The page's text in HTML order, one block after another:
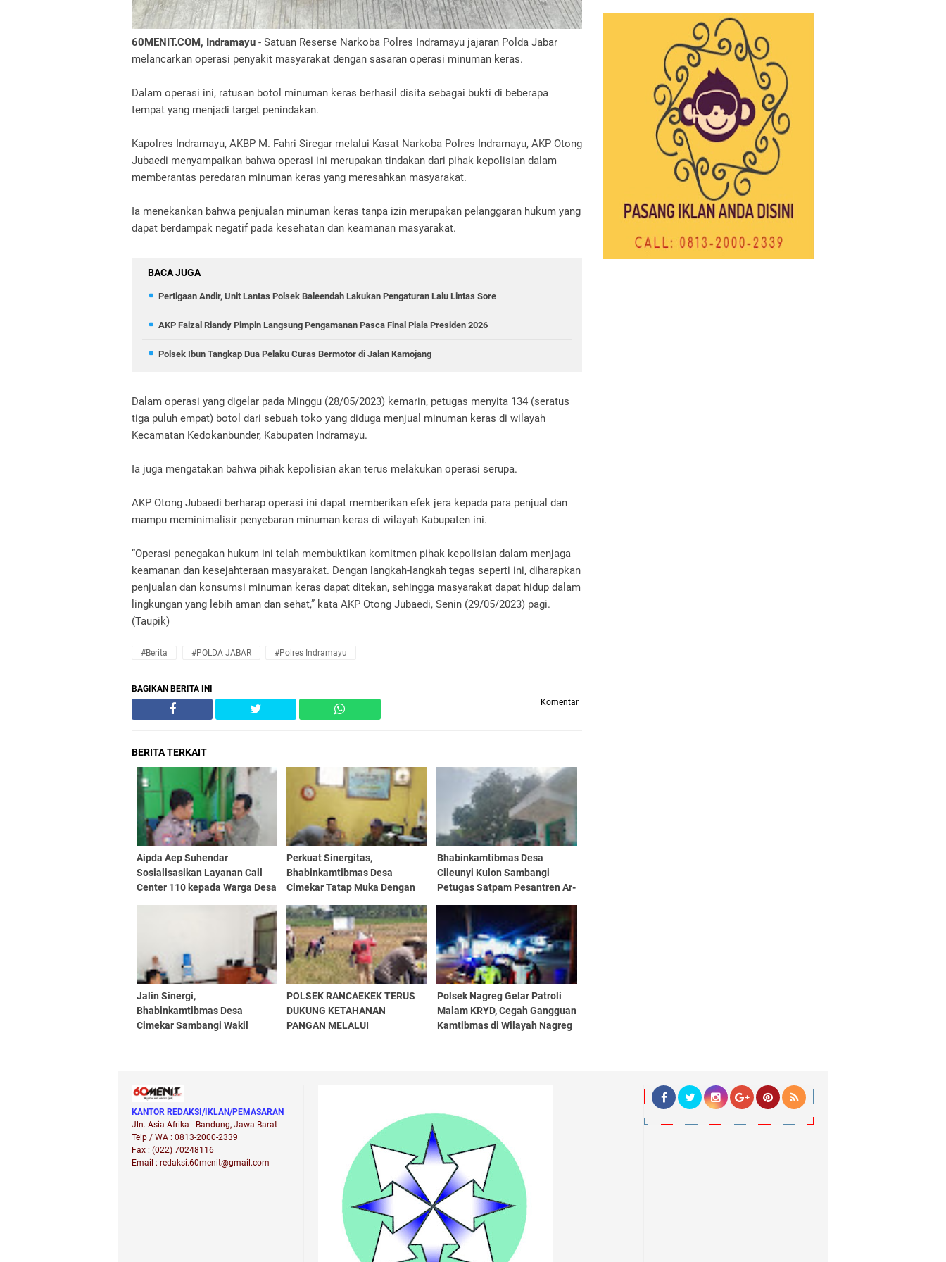
60MENIT.COM, Indramayu - Satuan Reserse Narkoba Polres Indramayu jajaran Polda Jabar
melancarkan operasi penyakit masyarakat dengan sasaran operasi minuman keras.
Dalam operasi ini, ratusan botol minuman keras berhasil disita sebagai bukti di beberapa
tempat yang menjadi target penindakan.
Kapolres Indramayu, AKBP M. Fahri Siregar melalui Kasat Narkoba Polres Indramayu, AKP Otong
Jubaedi menyampaikan bahwa operasi ini merupakan tindakan dari pihak kepolisian dalam
memberantas peredaran minuman keras yang meresahkan masyarakat.
Ia menekankan bahwa penjualan minuman keras tanpa izin merupakan pelanggaran hukum yang
dapat berdampak negatif pada kesehatan dan keamanan masyarakat.
BACA JUGA
Pertigaan Andir, Unit Lantas Polsek Baleendah Lakukan Pengaturan Lalu Lintas Sore
AKP Faizal Riandy Pimpin Langsung Pengamanan Pasca Final Piala Presiden 2026
Polsek Ibun Tangkap Dua Pelaku Curas Bermotor di Jalan Kamojang
Dalam operasi yang digelar pada Minggu (28/05/2023) kemarin, petugas menyita 134 (seratus
tiga puluh empat) botol dari sebuah toko yang diduga menjual minuman keras di wilayah
Kecamatan Kedokanbunder, Kabupaten Indramayu.
Ia juga mengatakan bahwa pihak kepolisian akan terus melakukan operasi serupa.
AKP Otong Jubaedi berharap operasi ini dapat memberikan efek jera kepada para penjual dan
mampu meminimalisir penyebaran minuman keras di wilayah Kabupaten ini.
“Operasi penegakan hukum ini telah membuktikan komitmen pihak kepolisian dalam menjaga
keamanan dan kesejahteraan masyarakat. Dengan langkah-langkah tegas seperti ini, diharapkan
penjualan dan konsumsi minuman keras dapat ditekan, sehingga masyarakat dapat hidup dalam
lingkungan yang lebih aman dan sehat,” kata AKP Otong Jubaedi, Senin (29/05/2023) pagi.
(Taupik)
#Berita #POLDA JABAR #Polres Indramayu
BAGIKAN BERITA INI
Komentar
BERITA TERKAIT
Aipda Aep Suhendar
Sosialisasikan Layanan Call
Center 110 kepada Warga Desa
Margahayu Tengah, Ajak
Perkuat Sinergitas,
Bhabinkamtibmas Desa
Cimekar Tatap Muka Dengan
Ketua RW
Bhabinkamtibmas Desa
Cileunyi Kulon Sambangi
Petugas Satpam Pesantren Ar-
Raudloh, Ingatkan Waspada
Aksi Kriminalitas
Jalin Sinergi,
Bhabinkamtibmas Desa
Cimekar Sambangi Wakil
POLSEK RANCAEKEK TERUS
DUKUNG KETAHANAN
PANGAN MELALUI
Polsek Nagreg Gelar Patroli
Malam KRYD, Cegah Gangguan
Kamtibmas di Wilayah Nagreg
KANTOR REDAKSI/IKLAN/PEMASARAN
Jln. Asia Afrika - Bandung, Jawa Barat
Telp / WA : 0813-2000-2339
Fax : (022) 70248116
Email : redaksi.60menit@gmail.com